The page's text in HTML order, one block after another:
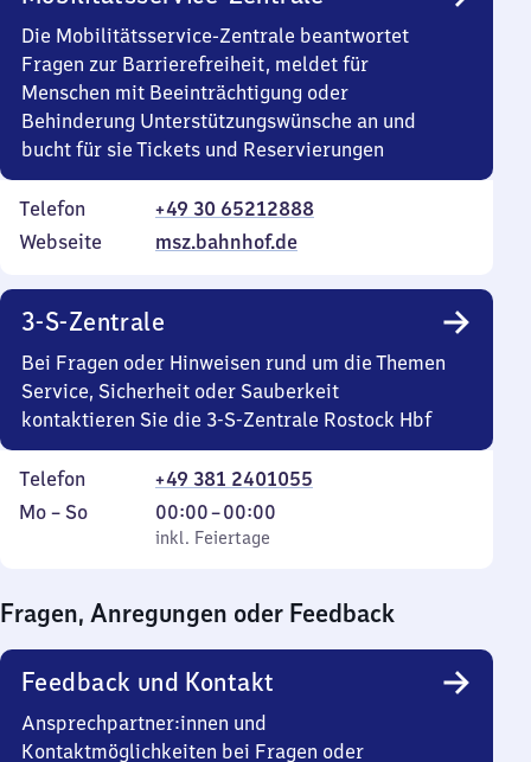
Die Mobilitätsservice-Zentrale beantwortet
Fragen zur Barrierefreiheit, meldet für
Menschen mit Beeinträchtigung oder
Behinderung Unterstützungswünsche an und
bucht für sie Tickets und Reservierungen
Telefon
+49 30 65212888
Webseite
msz.bahnhof.de
3-S-Zentrale
Bei Fragen oder Hinweisen rund um die Themen
Service, Sicherheit oder Sauberkeit
kontaktieren Sie die 3-S-Zentrale Rostock Hbf
Telefon
+49 381 2401055
Montag
Mo – So,
inkl. Feiertage
00:00–00:00
Von
0
0
Uhr
inkl. Feiertage
Fragen, Anregungen oder Feedback
Feedback und Kontakt
Ansprechpartner:innen und
Kontaktmöglichkeiten bei Fragen oder